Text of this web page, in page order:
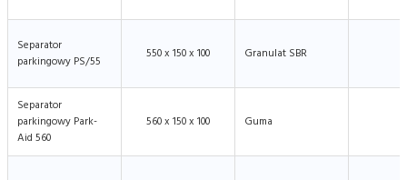
Separator
parkingowy PS/55
550 x 150 x 100 Granulat SBR
Separator
parkingowy Park-
Aid 560
560 x 150 x 100 Guma